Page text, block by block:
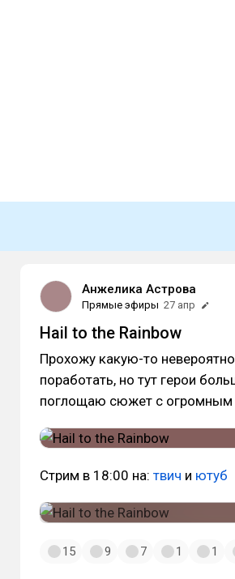
Анжелика Астрова
Прямые эфиры 27 апр
Hail to the Rainbow
Прохожу какую-то
поработать, но тут герои
поглощаю сюжет с огромным
Стрим в 18:00 на: твич и ютуб
15 9 7 1 1